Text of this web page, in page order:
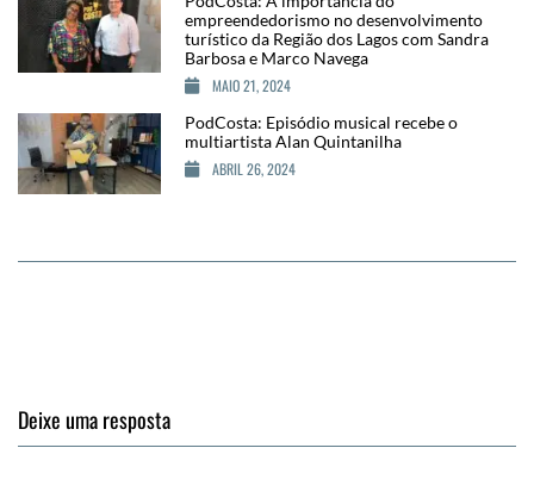
empreendedorismo no desenvolvimento
turístico da Região dos Lagos com Sandra
Barbosa e Marco Navega
MAIO 21, 2024
PodCosta: Episódio musical recebe o
multiartista Alan Quintanilha
ABRIL 26, 2024
Deixe uma resposta